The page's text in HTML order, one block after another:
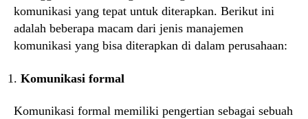
komunikasi yang tepat untuk diterapkan. Berikut ini
adalah beberapa macam dari jenis manajemen
komunikasi yang bisa diterapkan di dalam perusahaan:
Komunikasi formal
Komunikasi formal memiliki pengertian sebagai sebuah